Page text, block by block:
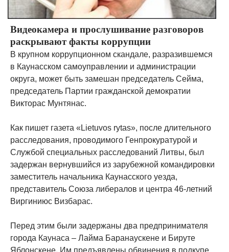
Видеокамера и прослушивание разговоров
раскрывают факты коррупции
В крупном коррупционном скандале, разразившемся
в Каунасском самоуправлении и администрации
округа, может быть замешан председатель Сейма,
председатель Партии гражданской демократии
Викторас Мунтянас.
Как пишет газета «Lietuvos rytas», после длительного
расследования, проводимого Генпрокуратурой и
Службой специальных расследований Литвы, был
задержан вернувшийся из зарубежной командировки
заместитель начальника Каунасского уезда,
представитель Союза либералов и центра 46-летний
Виргиниюс Визбарас.
Перед этим были задержаны два предпринимателя
города Каунаса – Лайма Баранаускене и Бируте
Яблонскене. Им предъявлены обвинения в подкупе